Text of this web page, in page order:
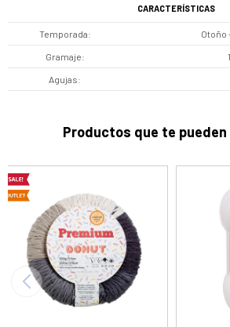
CARACTERÍSTICAS
Temporada Otoño
Gramaje
Agujas
Productos que te